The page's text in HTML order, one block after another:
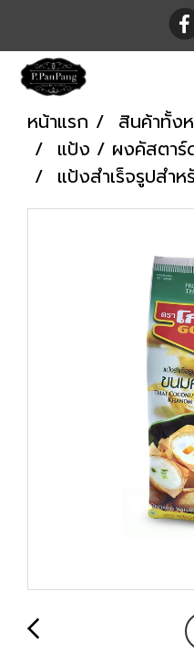
หน้าแรก สินค้าทั้ง
แป้ง / ผงคัสตาร์
แป้งสำเร็จรูปสำ